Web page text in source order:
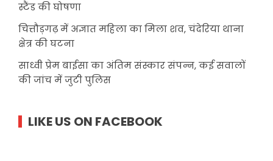
स्टैंड की घोषणा
चित्तौड़गढ़ में अज्ञात महिला का मिला शव, चंदेरिया थाना
क्षेत्र की घटना
साध्वी प्रेम बाईसा का अंतिम संस्कार संपन्न, कई सवालों
की जांच में जुटी पुलिस
LIKE US ON FACEBOOK